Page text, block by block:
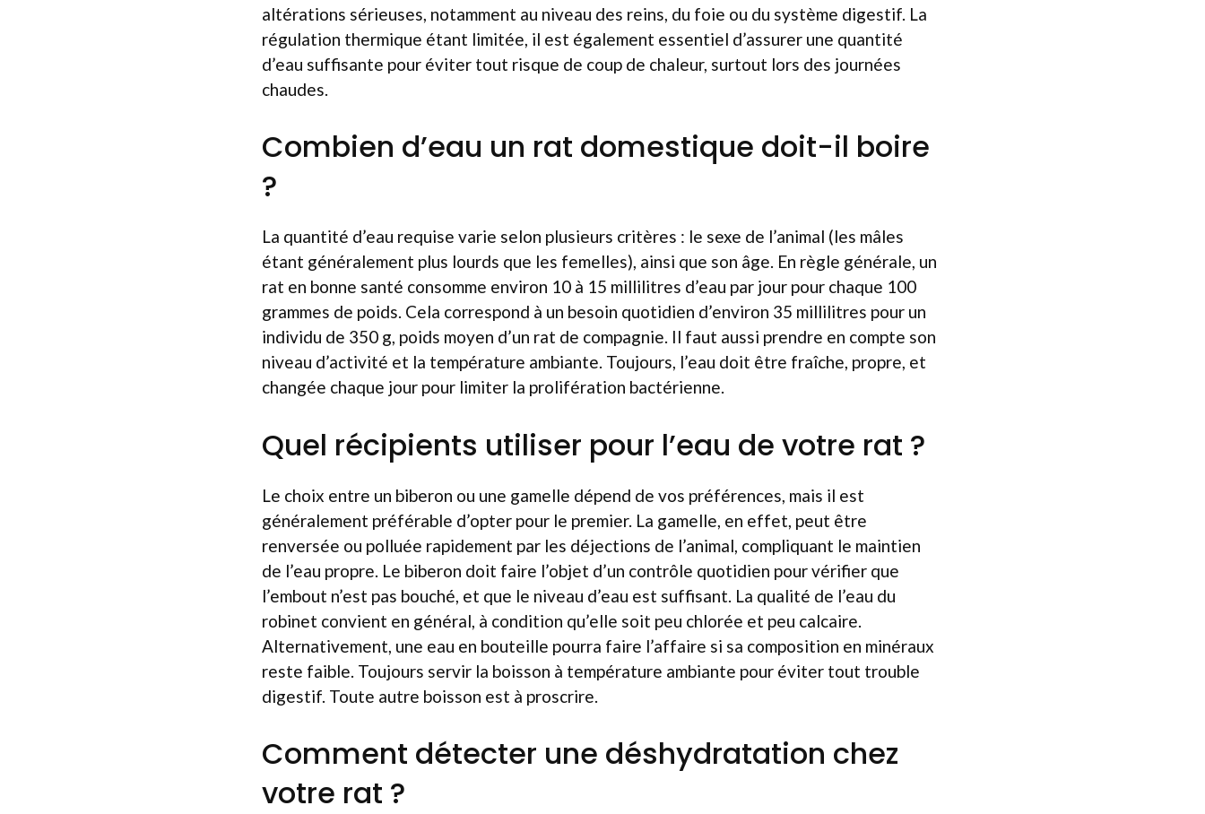
altérations sérieuses, notamment au niveau des reins, du foie ou du système digestif. La
régulation thermique étant limitée, il est également essentiel d’assurer une quantité
d’eau suffisante pour éviter tout risque de coup de chaleur, surtout lors des journées
chaudes.
Combien d’eau un rat domestique doit-il boire
?
La quantité d’eau requise varie selon plusieurs critères : le sexe de l’animal (les mâles
étant généralement plus lourds que les femelles), ainsi que son âge. En règle générale, un
rat en bonne santé consomme environ 10 à 15 millilitres d’eau par jour pour chaque 100
grammes de poids. Cela correspond à un besoin quotidien d’environ 35 millilitres pour un
individu de 350 g, poids moyen d’un rat de compagnie. Il faut aussi prendre en compte son
niveau d’activité et la température ambiante. Toujours, l’eau doit être fraîche, propre, et
changée chaque jour pour limiter la prolifération bactérienne.
Quel récipients utiliser pour l’eau de votre rat ?
Le choix entre un biberon ou une gamelle dépend de vos préférences, mais il est
généralement préférable d’opter pour le premier. La gamelle, en effet, peut être
renversée ou polluée rapidement par les déjections de l’animal, compliquant le maintien
de l’eau propre. Le biberon doit faire l’objet d’un contrôle quotidien pour vérifier que
l’embout n’est pas bouché, et que le niveau d’eau est suffisant. La qualité de l’eau du
robinet convient en général, à condition qu’elle soit peu chlorée et peu calcaire.
Alternativement, une eau en bouteille pourra faire l’affaire si sa composition en minéraux
reste faible. Toujours servir la boisson à température ambiante pour éviter tout trouble
digestif. Toute autre boisson est à proscrire.
Comment détecter une déshydratation chez
votre rat ?